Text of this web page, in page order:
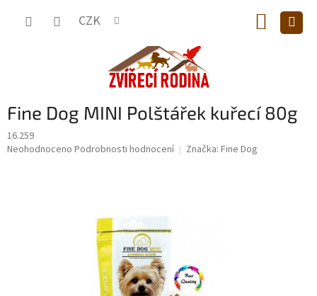
CZK
KOŠÍK
Fine Dog MINI Polštářek kuřecí 80g
16.259
Průměrné
Neohodnoceno Podrobnosti hodnocení Značka: Fine Dog